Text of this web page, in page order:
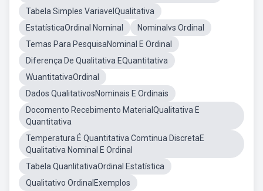
Tabela Simples VariavelQualitativa
EstatísticaOrdinal Nominal
Nominalvs Ordinal
Temas Para PesquisaNominal E Ordinal
Diferença De Qualitativa EQuantitativa
WuantitativaOrdinal
Dados QualitativosNominais E Ordinais
Docomento Recebimento MaterialQualitativa E
Quantitativa
Temperatura É Quantitativa Comtinua DiscretaE
Qualitativa Nominal E Ordinal
Tabela QuanlitativaOrdinal Estatística
Qualitativo OrdinalExemplos